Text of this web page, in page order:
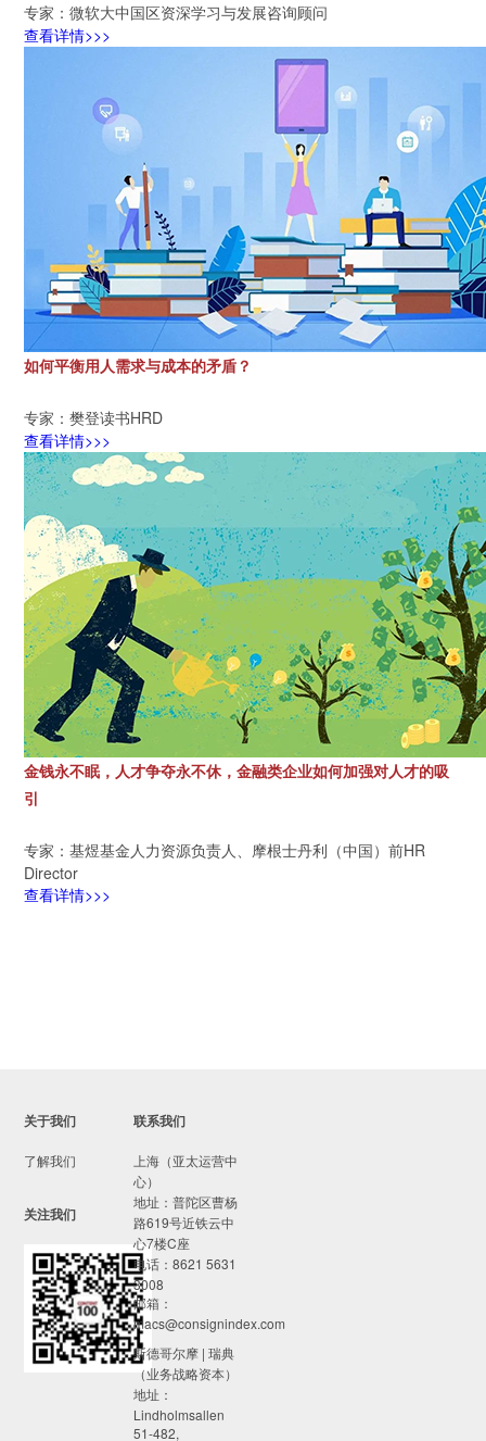
专家：微软大中国区资深学习与发展咨询顾问
查看详情>>>
如何平衡用人需求与成本的矛盾？
专家：樊登读书HRD
查看详情>>>
金钱永不眠，人才争夺永不休，金融类企业如何加强对人才的吸
引
专家：基煜基金人力资源负责人、摩根士丹利（中国）前HR
Director
查看详情>>>
关于我们
了解我们
关注我们
联系我们
上海（亚太运营中
心）
地址：普陀区曹杨
路619号近铁云中
心7楼C座
电话：8621 5631
3008
邮箱：
macs@consignindex.com
斯德哥尔摩 | 瑞典
（业务战略资本）
地址：
Lindholmsallen
51-482,